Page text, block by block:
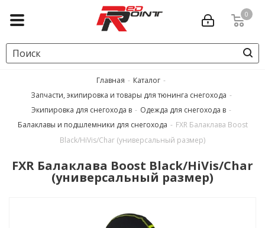
0
Главная - Каталог -
Запчасти, экипировка и товары для тюнинга снегохода -
Экипировка для снегохода в - Одежда для снегохода в -
Балаклавы и подшлемники для снегохода - FXR Балаклава Boost
Black/HiVis/Char (универсальный размер)
FXR Балаклава Boost Black/HiVis/Char
(универсальный размер)